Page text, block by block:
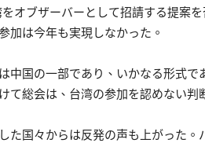
をオブザーバーとして招請する提案
加は今年も実現しなかった。
中国の一部であり、いかなる形式で
て総会は、台湾の参加を認めない判
た国々からは反発の声も上がった